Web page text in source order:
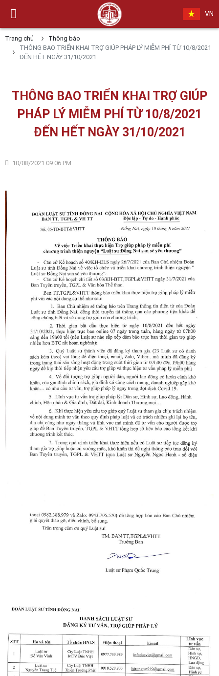
VN
Trang chủ
Thông báo
THÔNG BAO TRIỂN KHAI TRỢ GIÚP PHÁP LÝ MIỄM PHÍ TỪ 10/8/2021
ĐẾN HẾT NGÀY 31/10/2021
THÔNG BAO TRIỂN KHAI TRỢ GIÚP
PHÁP LÝ MIỄM PHÍ TỪ 10/8/2021
ĐẾN HẾT NGÀY 31/10/2021
10/08/2021 09:06 PM